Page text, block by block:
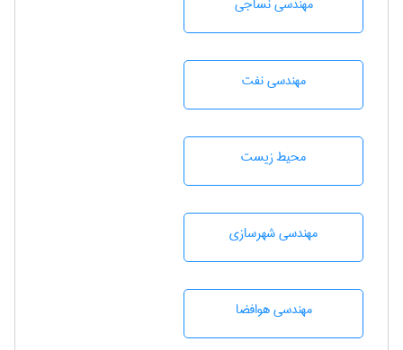
مهندسی نفت
محيط زيست
مهندسی شهرسازی
مهندسی هوافضا